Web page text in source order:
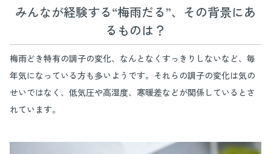
みんなが経験する“梅雨だる”、その背景にあ
るものは？
梅雨どき特有の調子の変化、なんとなくすっきりしないなど、毎
年気になっている方も多いようです。それらの調子の変化は気の
せいではなく、低気圧や高湿度、寒暖差などが関係しているとさ
れています。